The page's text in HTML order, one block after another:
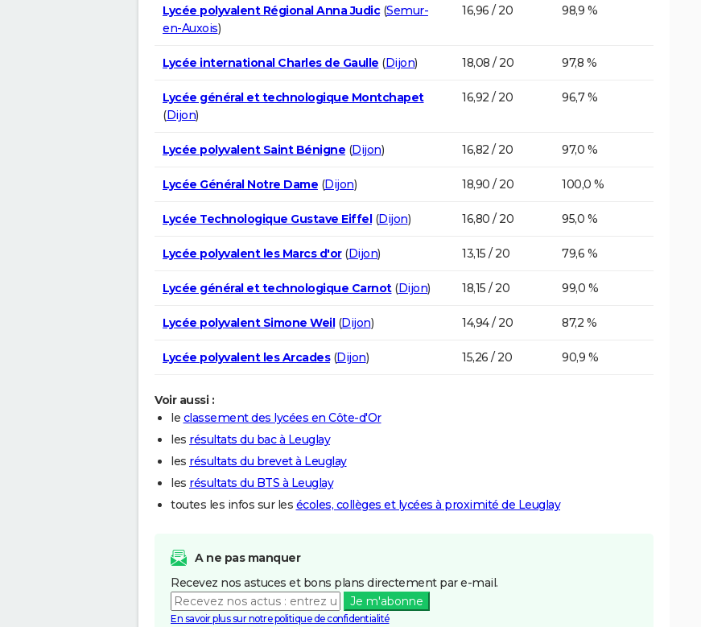
Lycée polyvalent Régional Anna Judic(Semur-
en-Auxois)
16,96 / 20 98,9 %
Lycée international Charles de Gaulle (Dijon) 18,08 / 20 97,8 %
Lycée général et technologique Montchapet
(Dijon)
16,92 / 20 96,7 %
Lycée polyvalent Saint Bénigne (Dijon) 16,82 / 20 97,0 %
Lycée Général Notre Dame (Dijon) 18,90 / 20 100,0 %
Lycée Technologique Gustave Eiffel(Dijon) 16,80 / 20 95,0 %
Lycée polyvalent les Marcs d'or(Dijon) 13,15 / 20 79,6 %
Lycée général et technologique Carnot(Dijon) 18,15 / 20 99,0 %
Lycée polyvalent Simone Weil(Dijon) 14,94 / 20 87,2 %
Lycée polyvalent les Arcades(Dijon) 15,26 / 20 90,9 %
Voir aussi :
le classement des lycées en Côte-d'Or
les résultats du bac à Leuglay
les résultats du brevet à Leuglay
les résultats du BTS à Leuglay
toutes les infos sur les écoles, collèges et lycées à proximité de Leuglay
A ne pas manquer
Recevez nos astuces et bons plans directement par e-mail.
Je m'abonne
En savoir plus sur notre politique de confidentialité